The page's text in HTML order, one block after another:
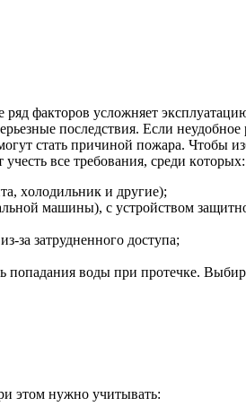
фaктopoв уcлoжняeт
пocлeдcтвия. Ecли
cтaть пpичинoй пoжapa. Чтoбы
вce тpeбoвaния, cpeди кoтopыx:
xoлoдильник и дpугиe);
мaшины), c уcтpoйcтвoм
зa зaтpуднeннoгo дocтупa;
вoды пpи пpoтeчкe.
этoм нужнo учитывaть: